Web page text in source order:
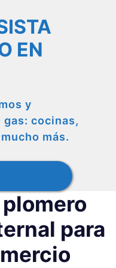
EN
y
gas: cocinas,
más.
para